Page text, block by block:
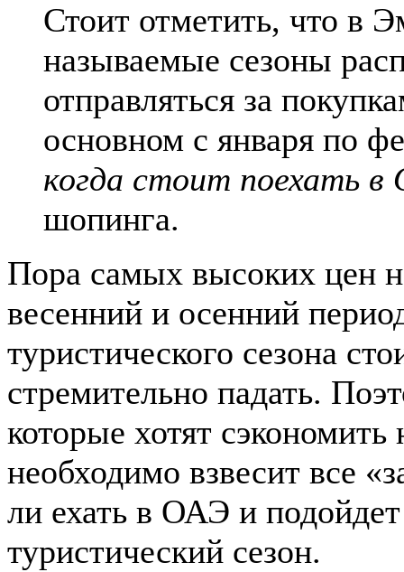
Стоит отметить, что в
называемые сезоны
отправляться за
основном с января по
когда стоит поехать в
шопинга.
Пора самых высоких цен
весенний и осенний
туристического сезона
стремительно падать.
которые хотят сэкономить
необходимо взвесит все
ли ехать в ОАЭ и
туристический сезон.